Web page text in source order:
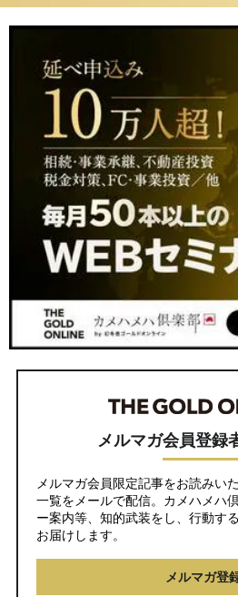
メルマガ会員登録
メルマガ会員限定記事をお読みい
一覧をメールで配信。カメハメハ
ー案内等、知的武装をし、行動す
お届けします。
メルマガ登